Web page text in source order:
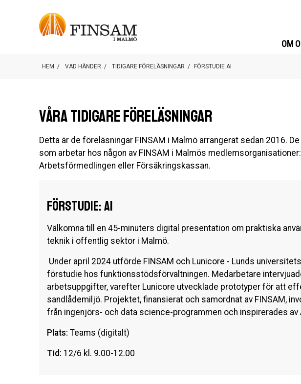
OM
HEM / VAD HÄNDER / TIDIGARE FÖRELÄSNINGAR / FÖRSTUDIE AI
Våra tidigare föreläsningar
Detta är de föreläsningar FINSAM i Malmö arrangerat sedan 2016.
som arbetar hos någon av FINSAM i Malmös
Arbetsförmedlingen eller Försäkringskassan.
Förstudie: AI
Välkomna till en 45-minuters digital presentation om praktiska
teknik i offentlig sektor i Malmö.
Under april 2024 utförde FINSAM och Lunicore - Lunds
förstudie hos funktionsstödsförvaltningen. Medarbetare
arbetsuppgifter, varefter Lunicore utvecklade prototyper för att
sandlådemiljö. Projektet, finansierat och samordnat av FINSAM,
från ingenjörs- och data science-programmen och inspirerades av
Plats: Teams (digitalt)
Tid: 12/6 kl. 9.00-12.00